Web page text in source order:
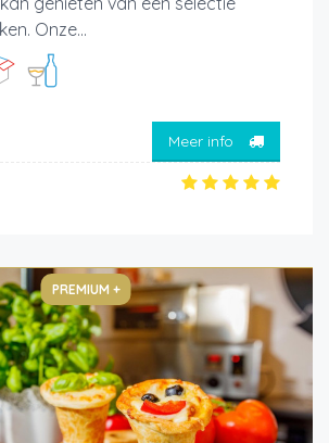
Onze...
Meer info
PREMIUM +